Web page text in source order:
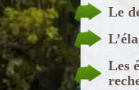
Le
Les